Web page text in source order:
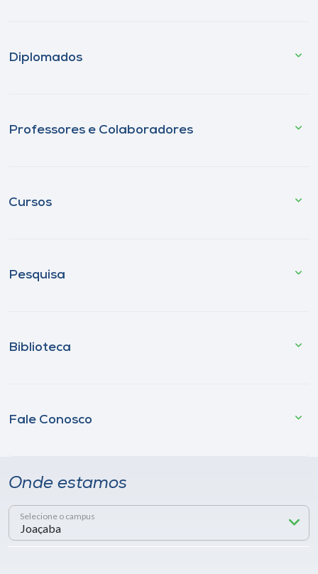
Diplomados
Professores e Colaboradores
Cursos
Pesquisa
Biblioteca
Fale Conosco
Onde estamos
Selecione o campus